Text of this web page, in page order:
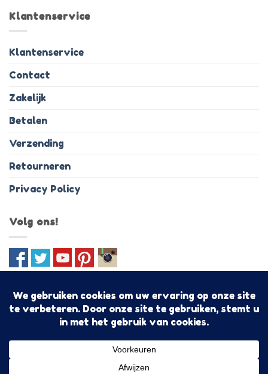
Klantenservice
Klantenservice
Contact
Zakelijk
Betalen
Verzending
Retourneren
Privacy Policy
Volg ons!
Shoptegoed!
MasterCard
Algemene voorwaarden
Copyright 2026 ©